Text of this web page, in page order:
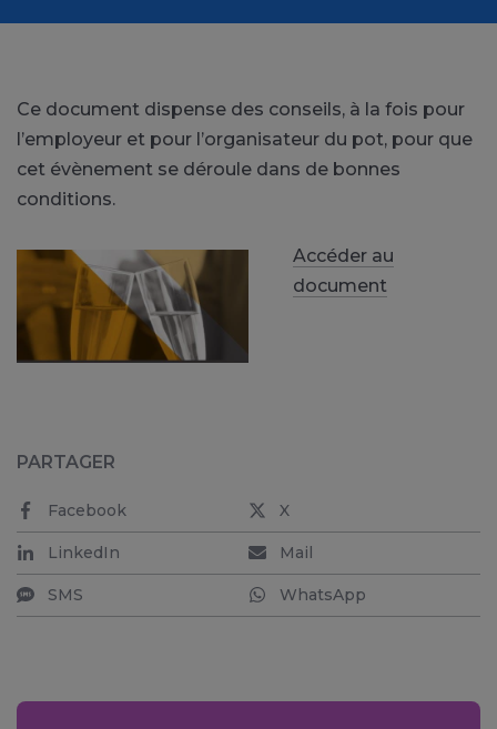
Ce document dispense des conseils, à la fois pour
l’employeur et pour l’organisateur du pot, pour que
cet évènement se déroule dans de bonnes
conditions.
Accéder au
document
PARTAGER
Facebook X
LinkedIn Mail
SMS WhatsApp